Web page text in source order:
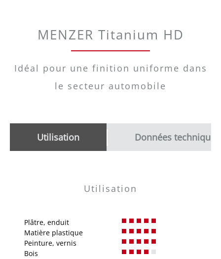
MENZER Titanium HD
Idéal pour une finition uniforme dans
le secteur automobile
Utilisation Données techniques
Utilisation
Plâtre, enduit
Matière plastique
Peinture, vernis
Bois